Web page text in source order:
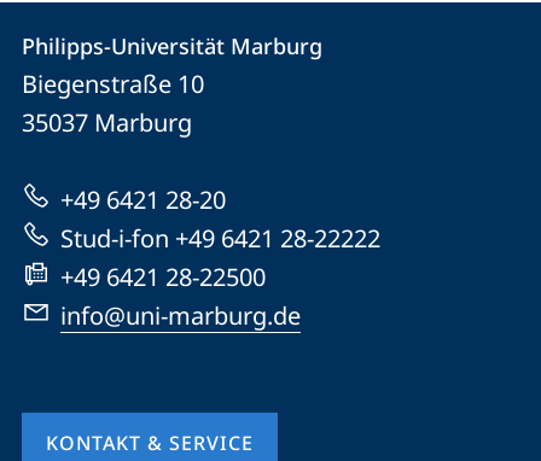
Kontakt
und
Informationen
zur
Website
Kontaktinformationen
Philipps-
Universität
Marburg
Philipps-Universität Marburg
Biegenstraße 10
35037 Marburg
+49 6421 28-20
Stud-i-fon +49 6421 28-22222
+49 6421 28-22500
info@uni-marburg.de
KONTAKT & SERVICE